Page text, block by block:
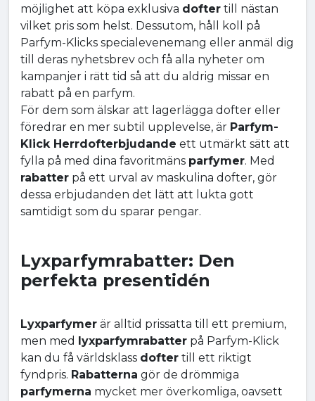
möjlighet att köpa exklusiva dofter till nästan
vilket pris som helst. Dessutom, håll koll på
Parfym-Klicks specialevenemang eller anmäl dig
till deras nyhetsbrev och få alla nyheter om
kampanjer i rätt tid så att du aldrig missar en
rabatt på en parfym.
För dem som älskar att lagerlägga dofter eller
föredrar en mer subtil upplevelse, är Parfym-
Klick Herrdofterbjudande ett utmärkt sätt att
fylla på med dina favoritmäns parfymer. Med
rabatter på ett urval av maskulina dofter, gör
dessa erbjudanden det lätt att lukta gott
samtidigt som du sparar pengar.
Lyxparfymrabatter: Den
perfekta presentidén
Lyxparfymer är alltid prissatta till ett premium,
men med
lyxparfymrabatter på Parfym-Klick
kan du få världsklass dofter till ett riktigt
fyndpris. Rabatterna gör de drömmiga
parfymerna mycket mer överkomliga, oavsett